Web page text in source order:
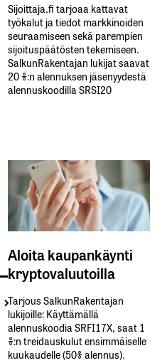
Sijoittaja.fi tarjoaa kattavat
työkalut ja tiedot markkinoiden
seuraamiseen sekä parempien
sijoituspäätösten tekemiseen.
SalkunRakentajan lukijat saavat
20 %:n alennuksen jäsenyydestä
alennuskoodilla SRSI20
Aloita kaupankäynti
kryptovaluutoilla
Tarjous SalkunRakentajan
lukijoille: Käyttämällä​ ​
alennuskoodia​ ​SRFI17X,​ ​saat​ ​1
%:n treidauskulut​ ​ensimmäiselle​ ​
kuukaudelle​ ​(50%​ ​alennus).